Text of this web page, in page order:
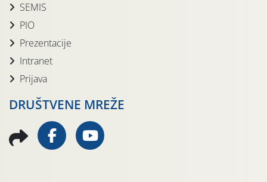
SEMIS
PIO
Prezentacije
Intranet
Prijava
DRUŠTVENE MREŽE